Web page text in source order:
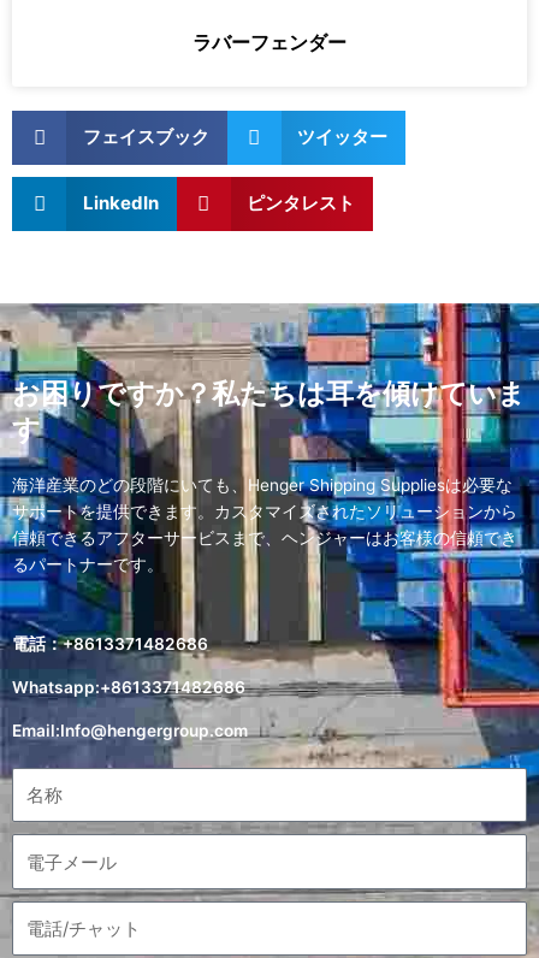
ラバーフェンダー
フェイスブック ツイッター
LinkedIn ピンタレスト
お困りですか？私たちは耳を傾けていま
す
海洋産業のどの段階にいても、Henger Shipping Suppliesは必要な
サポートを提供できます。カスタマイズされたソリューションから
信頼できるアフターサービスまで、ヘンジャーはお客様の信頼でき
るパートナーです。
電話：+8613371482686
Whatsapp:+8613371482686
Email:Info@hengergroup.com